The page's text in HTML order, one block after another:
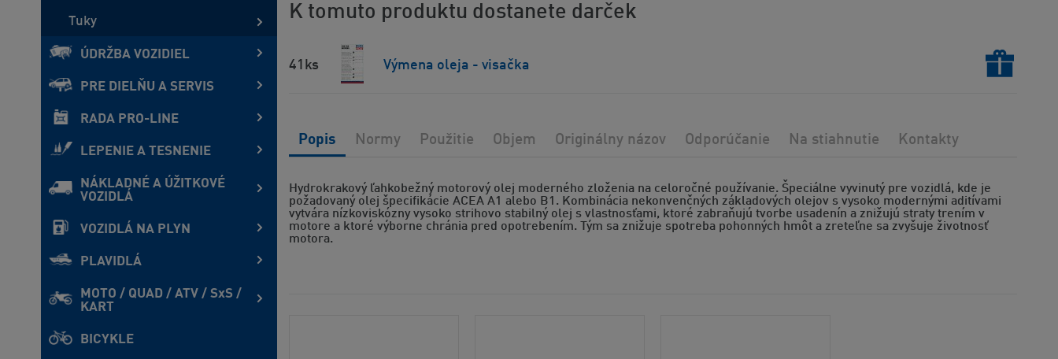
Tuky
ÚDRŽBA VOZIDIEL
PRE DIELŇU A SERVIS
RADA PRO-LINE
LEPENIE A TESNENIE
NÁKLADNÉ A ÚŽITKOVÉ
VOZIDLÁ
VOZIDLÁ NA PLYN
PLAVIDLÁ
MOTO / QUAD / ATV / SxS /
KART
BICYKLE
K tomuto produktu dostanete darček
Výmena oleja - visačka
41ks
Hydrokrakový ľahkobežný motorový olej moderného zloženia na celoročné používanie. Špeciálne vyvinutý pre vozidlá, kde je
požadovaný olej špecifikácie ACEA A1 alebo B1. Kombinácia nekonvenčných základových olejov s vysoko modernými aditívami
vytvára nízkoviskózny vysoko strihovo stabilný olej s vlastnosťami, ktoré zabraňujú tvorbe usadenín a znižujú straty trením v
motore a ktoré výborne chránia pred opotrebením. Tým sa znižuje spotreba pohonných hmôt a zreteľne sa zvyšuje životnosť
motora.
Popis Normy Použitie Objem Originálny názov Odporúčanie Na stiahnutie Kontakty